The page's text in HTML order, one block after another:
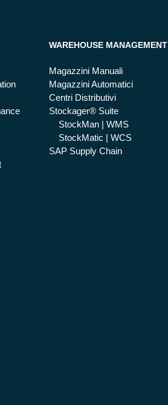
WAREHOUSE MANAGEMENT
Magazzini Manuali
Magazzini Automatici
Centri Distributivi
Stockager® Suite
StockMan | WMS
StockMatic | WCS
SAP Supply Chain